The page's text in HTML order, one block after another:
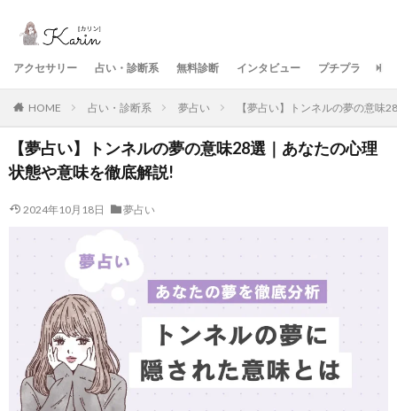
アクセサリー 占い・診断系 無料診断 インタビュー プチプラ 美
HOME 占い・診断系 夢占い 【夢占い】トンネルの夢の意味
【夢占い】トンネルの夢の意味28選｜あなたの心理
状態や意味を徹底解説!
2024年10月18日 夢占い